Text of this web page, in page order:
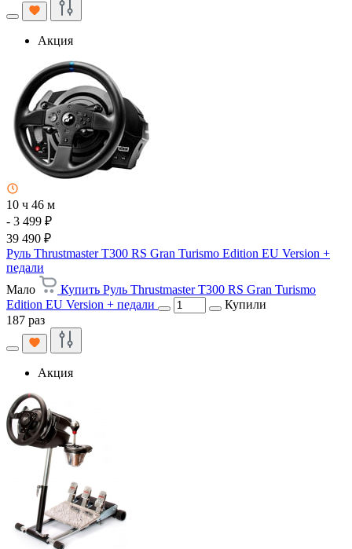
Акция
10 ч 46 м
- 3 499 ₽
39 490 ₽
Руль Thrustmaster T300 RS Gran Turismo Edition EU Version +
педали
Мало
Купить Руль Thrustmaster T300 RS Gran Turismo
Edition EU Version + педали
Купили
187 раз
Акция